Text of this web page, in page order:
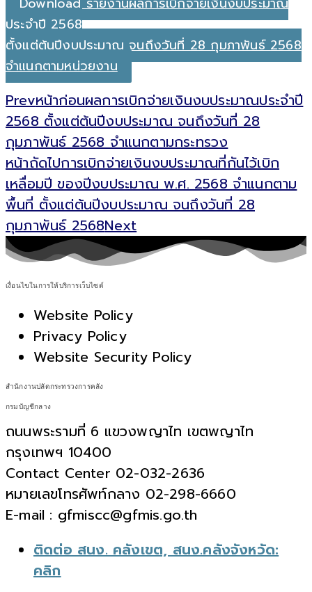
ประจำปี 2568
ตั้งแต่ต้นปีงบประมาณ จนถึงวันที่ 28 กุมภาพันธ์ 2568
จำแนกตามหน่วยงาน
Prevหน้าก่อนผลการเบิกจ่ายเงินงบประมาณประจำปี
2568 ตั้งแต่ต้นปีงบประมาณ จนถึงวันที่ 28
กุมภาพันธ์ 2568 จำแนกตามกระทรวง
หน้าถัดไปการเบิกจ่ายเงินงบประมาณที่กันไว้เบิก
เหลื่อมปี ของปีงบประมาณ พ.ศ. 2568 จำแนกตาม
พื้นที่ ตั้งแต่ต้นปีงบประมาณ จนถึงวันที่ 28
กุมภาพันธ์ 2568Next
เงื่อนไขในการให้บริการเว็บไซต์
Website Policy
Privacy Policy
Website Security Policy
สำนักงานปลัดกระทรวงการคลัง
กรมบัญชีกลาง
ถนนพระรามที่ 6 แขวงพญาไท เขตพญาไท
กรุงเทพฯ 10400
Contact Center 02-032-2636
หมายเลขโทรศัพท์กลาง 02-298-6660
E-mail : gfmiscc@gfmis.go.th
ติดต่อ สนง. คลังเขต, สนง.คลังจังหวัด:
คลิก